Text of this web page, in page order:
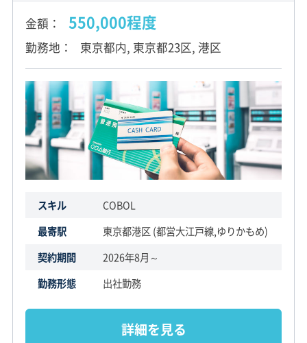
金額 550,000程度
勤務地 東京都内, 東京都23区, 港区
スキル
COBOL
最寄駅
東京都港区 (都営大江戸線,ゆりかもめ)
契約期間
2026年8月～
勤務形態
出社勤務
詳細を見る